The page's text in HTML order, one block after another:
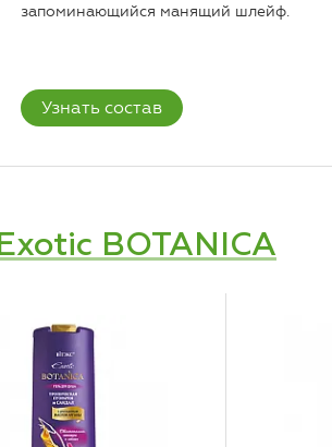
запоминающийся манящий шлейф.
Узнать состав
Exotic BOTANICA